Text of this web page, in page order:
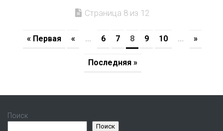
Страница 8 из 12
« Первая « ... 6 7 8 9 10 ... »
Последняя »
Поиск
Поиск